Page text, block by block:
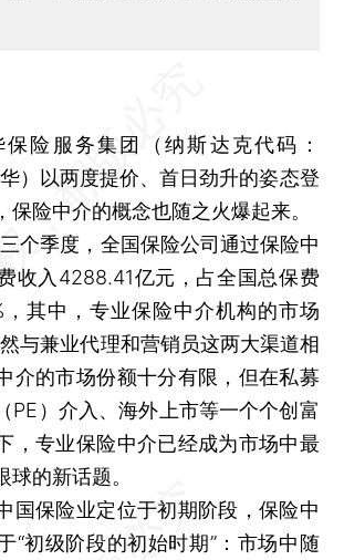
服务集团（纳斯达克代码：
）以两度提价、首日劲升的姿态登
保险中介的概念也随之火爆起来。
季度，全国保险公司通过保险中
收入4288.41亿元，占全国总保费
其中，专业保险中介机构的市场
与兼业代理和营销员这两大渠道相
介的市场份额十分有限，但在私募
PE）介入、海外上市等一个个创富
，专业保险中介已经成为市场中最
球的新话题。
保险业定位于初期阶段，保险中
“初级阶段的初始时期”：市场中随